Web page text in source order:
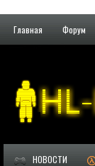
Главная Форум
НОВОСТИ